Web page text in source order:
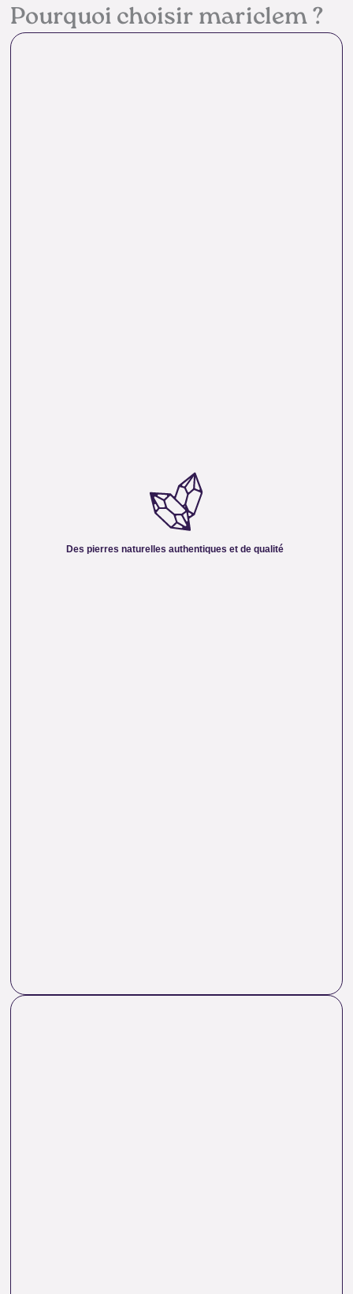
Pourquoi choisir mariclem ?
Des pierres naturelles authentiques et de qualité
Nous sélectionnons rigoureusement nos minéraux pour
vous offrir des pierres 100 % naturelles, non traitées et
sa beauté, sa vibration et son authenticité afin de vous